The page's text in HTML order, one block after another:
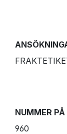
NUMMER
960